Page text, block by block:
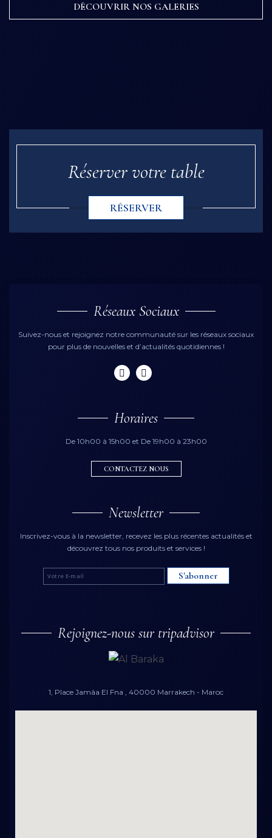
DÉCOUVRIR NOS GALERIES
Réserver votre table
RÉSERVER
Réseaux Sociaux
Suivez-nous et rejoignez notre communauté sur les réseaux sociaux
pour plus de nouvelles et d’actualités quotidiennes !
Horaires
De 10h00 à 15h00 et De 19h00 à 23h00
CONTACTEZ NOUS
Newsletter
Inscrivez-vous à la newsletter, recevez les plus récentes actualités et
découvrez tous nos produits et services !
S'abonner
Rejoignez-nous sur tripadvisor
1, Place Jamâa El Fna , 40000 Marrakech - Maroc